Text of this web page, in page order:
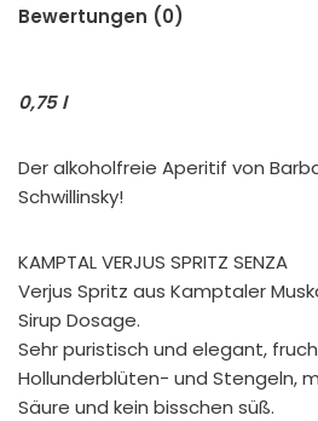
Bewertungen (0)
0,75 l
Der alkoholfreie Aperitif von
Schwillinsky!
KAMPTAL VERJUS SPRITZ SENZA
Verjus Spritz aus Kamptaler
Sirup Dosage.
Sehr puristisch und elegant,
Hollunderblüten- und Stengeln,
Säure und kein bisschen süß.